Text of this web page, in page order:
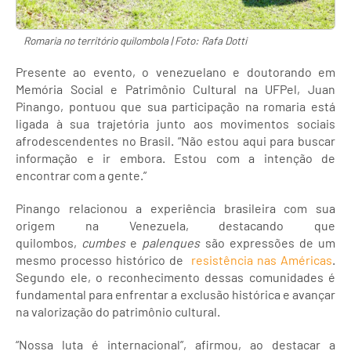
Romaria no território quilombola | Foto: Rafa Dotti
Presente ao evento, o venezuelano e doutorando em
Memória Social e Patrimônio Cultural na UFPel, Juan
Pinango, pontuou que sua participação na romaria está
ligada à sua trajetória junto aos movimentos sociais
afrodescendentes no Brasil. “Não estou aqui para buscar
informação e ir embora. Estou com a intenção de
encontrar com a gente.”
Pinango relacionou a experiência brasileira com sua
origem na Venezuela, destacando que
quilombos, cumbes e palenques são expressões de um
mesmo processo histórico de resistência nas Américas.
Segundo ele, o reconhecimento dessas comunidades é
fundamental para enfrentar a exclusão histórica e avançar
na valorização do patrimônio cultural.
“Nossa luta é internacional”, afirmou, ao destacar a